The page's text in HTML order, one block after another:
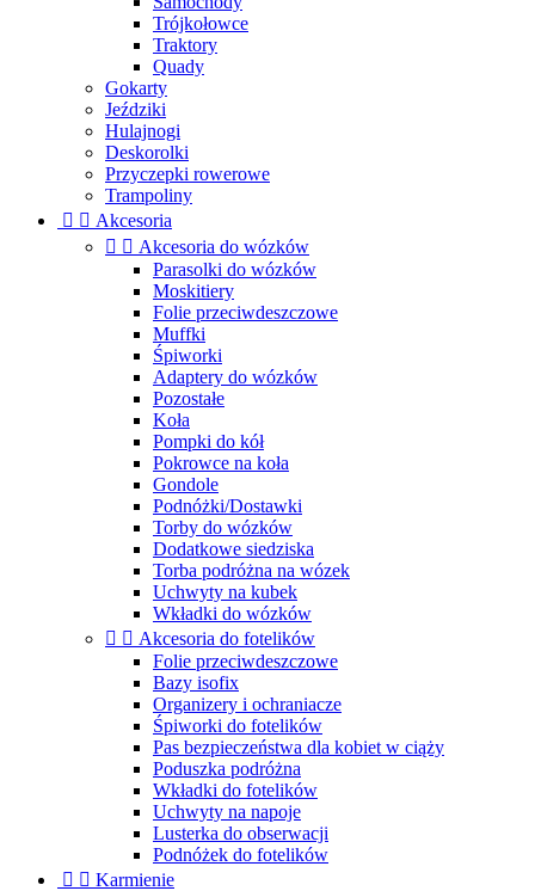
Trójkołowce
Traktory
Quady
Gokarty
Jeździki
Hulajnogi
Deskorolki
Przyczepki rowerowe
Trampoliny
  Akcesoria
  Akcesoria do wózków
Parasolki do wózków
Moskitiery
Folie przeciwdeszczowe
Muffki
Śpiworki
Adaptery do wózków
Pozostałe
Koła
Pompki do kół
Pokrowce na koła
Gondole
Podnóżki/Dostawki
Torby do wózków
Dodatkowe siedziska
Torba podróżna na wózek
Uchwyty na kubek
Wkładki do wózków
  Akcesoria do fotelików
Folie przeciwdeszczowe
Bazy isofix
Organizery i ochraniacze
Śpiworki do fotelików
Pas bezpieczeństwa dla kobiet w ciąży
Poduszka podróżna
Wkładki do fotelików
Uchwyty na napoje
Lusterka do obserwacji
Podnóżek do fotelików
  Karmienie